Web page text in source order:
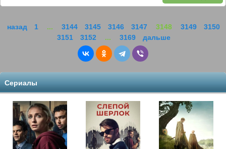
назад 1 ... 3144 3145 3146 3147 3148 3149
3150
3151
3152 ... 3169 дальше
Сериалы